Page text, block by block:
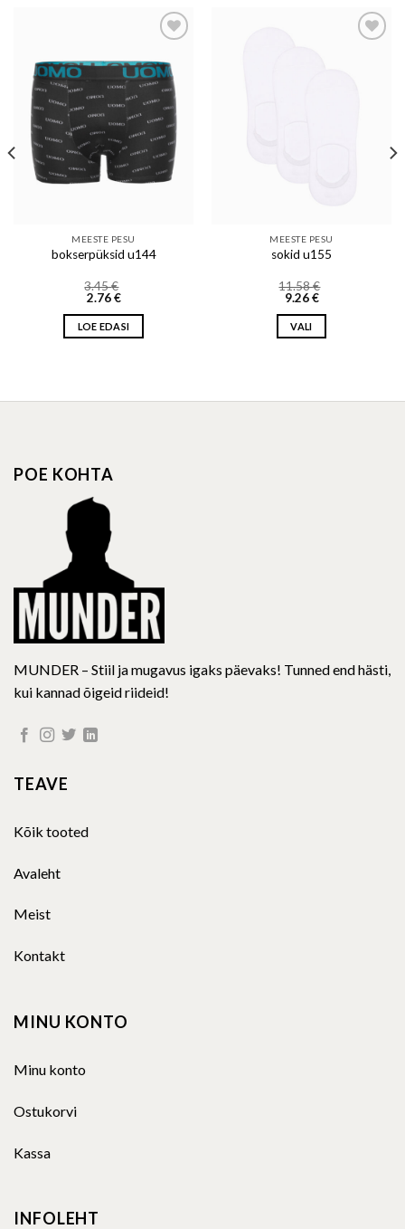
Add to wishlist
MEESTE PESU
bokserpüksid u144
3.45€
2.76€
LOE EDASI
MEESTE PESU
sokid u155
11.58€
9.26€
VALI
multiple
POE KOHTA
MUNDER – Stiil ja mugavus igaks päevaks! Tunned end hästi,
kui kannad õigeid riideid!
TEAVE
Kõik tooted
Avaleht
Meist
Kontakt
MINU KONTO
Minu konto
Ostukorvi
Kassa
INFOLEHT